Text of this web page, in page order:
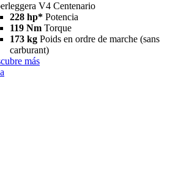
V4 Centenario
228 hp* Potencia
119 Nm Torque
173 kg Poids en ordre de marche (sans
carburant)
más